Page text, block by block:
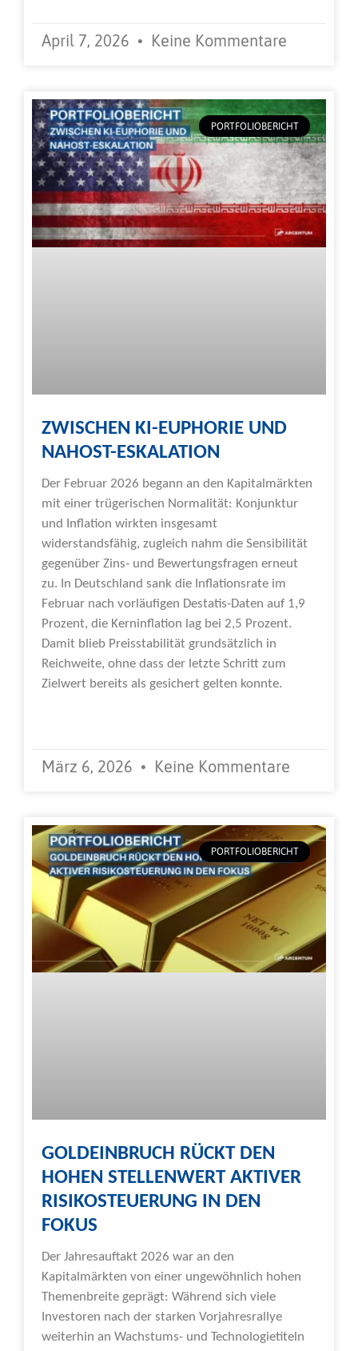
April 7, 2026 Keine Kommentare
PORTFOLIOBERICHT
ZWISCHEN KI-EUPHORIE UND
NAHOST-ESKALATION
Der Februar 2026 begann an den Kapitalmärkten
mit einer trügerischen Normalität: Konjunktur
und Inflation wirkten insgesamt
widerstandsfähig, zugleich nahm die Sensibilität
gegenüber Zins- und Bewertungsfragen erneut
zu. In Deutschland sank die Inflationsrate im
Februar nach vorläufigen Destatis-Daten auf 1,9
Prozent, die Kerninflation lag bei 2,5 Prozent.
Damit blieb Preisstabilität grundsätzlich in
Reichweite, ohne dass der letzte Schritt zum
Zielwert bereits als gesichert gelten konnte.
März 6, 2026 Keine Kommentare
PORTFOLIOBERICHT
GOLDEINBRUCH RÜCKT DEN
HOHEN STELLENWERT AKTIVER
RISIKOSTEUERUNG IN DEN
FOKUS
Der Jahresauftakt 2026 war an den
Kapitalmärkten von einer ungewöhnlich hohen
Themenbreite geprägt: Während sich viele
Investoren nach der starken Vorjahresrallye
weiterhin an Wachstums- und Technologietiteln